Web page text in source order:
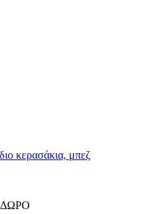
κερασάκια, μπεζ
ΔΩΡΟ